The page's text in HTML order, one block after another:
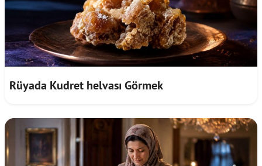
Rüyada Kudret helvası Görmek